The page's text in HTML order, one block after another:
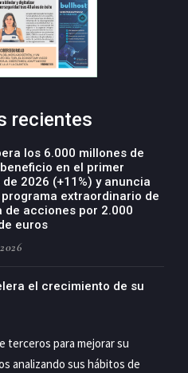
recientes
los 6.000 millones de
en el primer
2026 (+11%) y anuncia
programa extraordinario de
de acciones por 2.000
euros
el crecimiento de su
presente en siete
terceros para mejorar su
analizando sus hábitos de